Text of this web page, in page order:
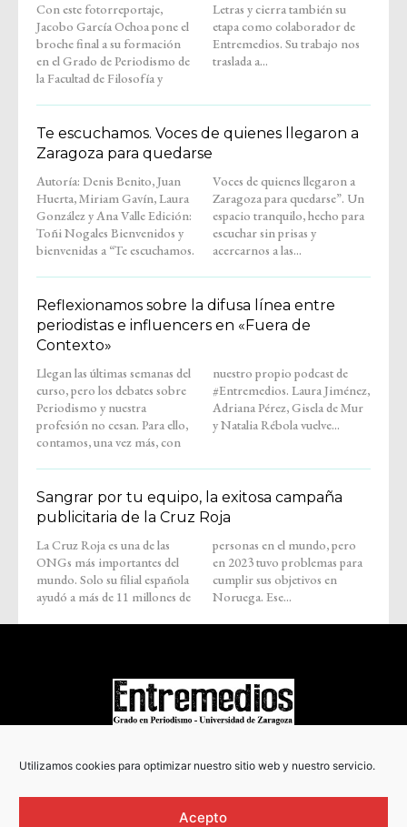
Utilizamos cookies para optimizar nuestro sitio web y nuestro servicio.
Acepto
Con este fotorreportaje,
Jacobo García Ochoa pone el
broche final a su formación
en el Grado de Periodismo de
la Facultad de Filosofía y
Letras y cierra también su
etapa como colaborador de
Entremedios. Su trabajo nos
traslada a...
Te escuchamos. Voces de quienes llegaron a
Zaragoza para quedarse
Autoría: Denis Benito, Juan
Huerta, Miriam Gavín, Laura
González y Ana Valle Edición:
Toñi Nogales Bienvenidos y
bienvenidas a “Te escuchamos.
Voces de quienes llegaron a
Zaragoza para quedarse”. Un
espacio tranquilo, hecho para
escuchar sin prisas y
acercarnos a las...
Reflexionamos sobre la difusa línea entre
periodistas e influencers en «Fuera de
Contexto»
Llegan las últimas semanas del
curso, pero los debates sobre
Periodismo y nuestra
profesión no cesan. Para ello,
contamos, una vez más, con
nuestro propio podcast de
#Entremedios. Laura Jiménez,
Adriana Pérez, Gisela de Mur
y Natalia Rébola vuelve...
Sangrar por tu equipo, la exitosa campaña
publicitaria de la Cruz Roja
La Cruz Roja es una de las
ONGs más importantes del
mundo. Solo su filial española
ayudó a más de 11 millones de
personas en el mundo, pero
en 2023 tuvo problemas para
cumplir sus objetivos en
Noruega. Ese...